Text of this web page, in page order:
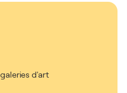
d'art